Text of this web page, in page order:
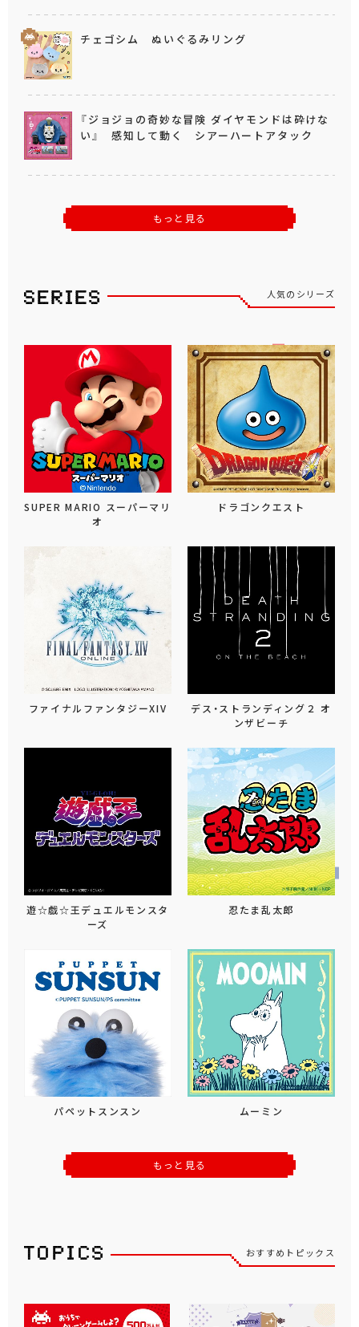
チェゴシム ぬいぐるみリング
『ジョジョの奇妙な冒険 ダイヤモンドは砕けな
い』 感知して動く シアーハートアタック
もっと見る
人気のシリーズ
SUPER MARIO スーパーマリ
オ
ドラゴンクエスト
ファイナルファンタジーXIV
デス・ストランディング２ オ
ンザビーチ
遊☆戯☆王デュエルモンスタ
ーズ
忍たま乱太郎
パペットスンスン ムーミン
もっと見る
おすすめトピックス